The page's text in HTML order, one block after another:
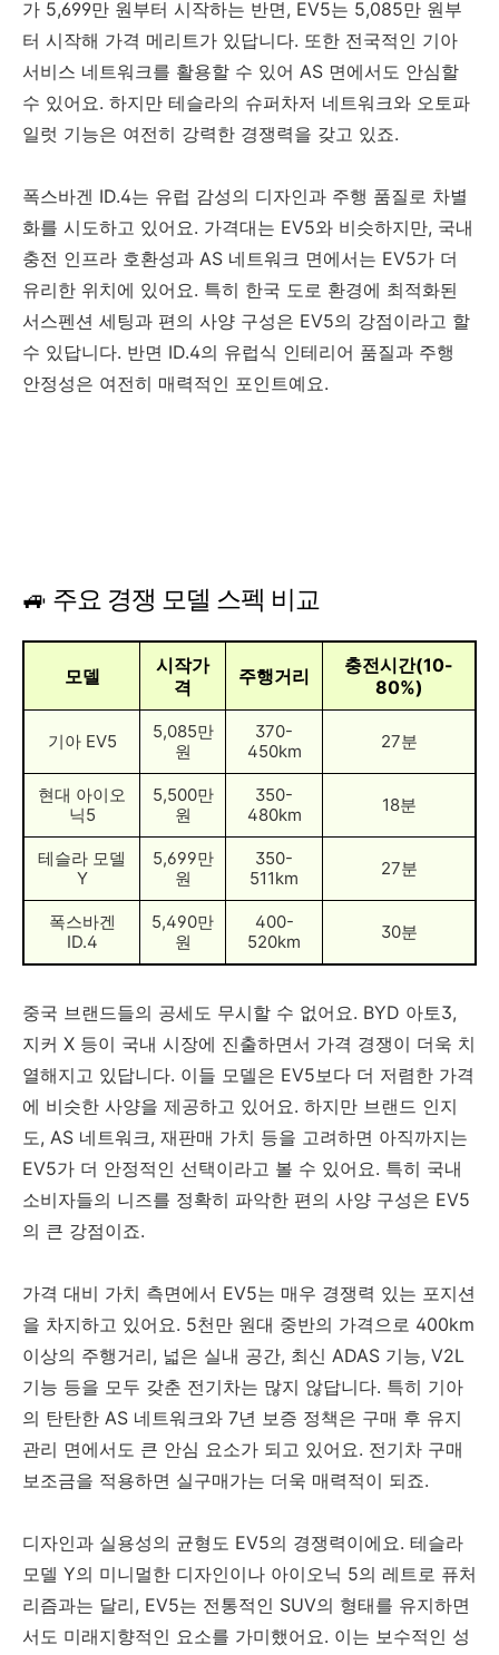
가 5,699만 원부터 시작하는 반면, EV5는 5,085만 원부
터 시작해 가격 메리트가 있답니다. 또한 전국적인 기아
서비스 네트워크를 활용할 수 있어 AS 면에서도 안심할
수 있어요. 하지만 테슬라의 슈퍼차저 네트워크와 오토파
일럿 기능은 여전히 강력한 경쟁력을 갖고 있죠.
폭스바겐 ID.4는 유럽 감성의 디자인과 주행 품질로 차별
화를 시도하고 있어요. 가격대는 EV5와 비슷하지만, 국내
충전 인프라 호환성과 AS 네트워크 면에서는 EV5가 더
유리한 위치에 있어요. 특히 한국 도로 환경에 최적화된
서스펜션 세팅과 편의 사양 구성은 EV5의 강점이라고 할
수 있답니다. 반면 ID.4의 유럽식 인테리어 품질과 주행
안정성은 여전히 매력적인 포인트예요.
🚙 주요 경쟁 모델 스펙 비교
모델
시작가
격
주행거리
충전시간(10-
80%)
기아 EV5
5,085만
원
370-
450km
27분
현대 아이오
닉5
5,500만
원
350-
480km
18분
테슬라 모델
Y
5,699만
원
350-
511km
27분
폭스바겐
ID.4
5,490만
원
400-
520km
30분
중국 브랜드들의 공세도 무시할 수 없어요. BYD 아토3,
지커 X 등이 국내 시장에 진출하면서 가격 경쟁이 더욱 치
열해지고 있답니다. 이들 모델은 EV5보다 더 저렴한 가격
에 비슷한 사양을 제공하고 있어요. 하지만 브랜드 인지
도, AS 네트워크, 재판매 가치 등을 고려하면 아직까지는
EV5가 더 안정적인 선택이라고 볼 수 있어요. 특히 국내
소비자들의 니즈를 정확히 파악한 편의 사양 구성은 EV5
의 큰 강점이죠.
가격 대비 가치 측면에서 EV5는 매우 경쟁력 있는 포지션
을 차지하고 있어요. 5천만 원대 중반의 가격으로 400km
이상의 주행거리, 넓은 실내 공간, 최신 ADAS 기능, V2L
기능 등을 모두 갖춘 전기차는 많지 않답니다. 특히 기아
의 탄탄한 AS 네트워크와 7년 보증 정책은 구매 후 유지
관리 면에서도 큰 안심 요소가 되고 있어요. 전기차 구매
보조금을 적용하면 실구매가는 더욱 매력적이 되죠.
디자인과 실용성의 균형도 EV5의 경쟁력이에요. 테슬라
모델 Y의 미니멀한 디자인이나 아이오닉 5의 레트로 퓨처
리즘과는 달리, EV5는 전통적인 SUV의 형태를 유지하면
서도 미래지향적인 요소를 가미했어요. 이는 보수적인 성